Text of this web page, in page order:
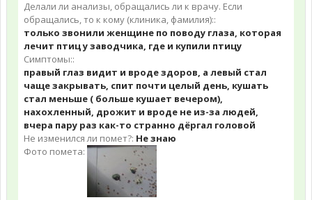
Делали ли анализы, обращались ли к врачу. Если
обращались, то к кому (клиника, фамилия)::
только звонили женщине по поводу глаза, которая
лечит птиц у заводчика, где и купили птицу
Симптомы::
правый глаз видит и вроде здоров, а левый стал
чаще закрывать, спит почти целый день, кушать
стал меньше ( больше кушает вечером),
нахохленный, дрожит и вроде не из-за людей,
вчера пару раз как-то странно дёргал головой
Не изменился ли помет?: Не знаю
Фото помета: